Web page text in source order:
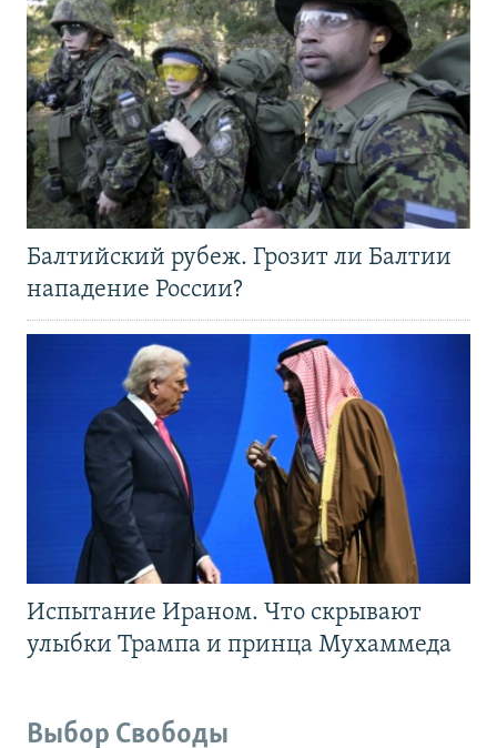
Балтийский рубеж. Грозит ли Балтии
нападение России?
Испытание Ираном. Что скрывают
улыбки Трампа и принца Мухаммеда
Выбор Свободы